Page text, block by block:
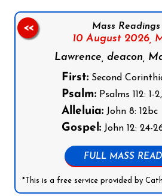
Mass
10 August 2026,
Lawrence, deacon,
First: Second
Psalm: Psalms 112: 1-
Alleluia: John 8: 12bc
Gospel: John 12: 24-
FULL MASS
*This is a free service provided by
<<